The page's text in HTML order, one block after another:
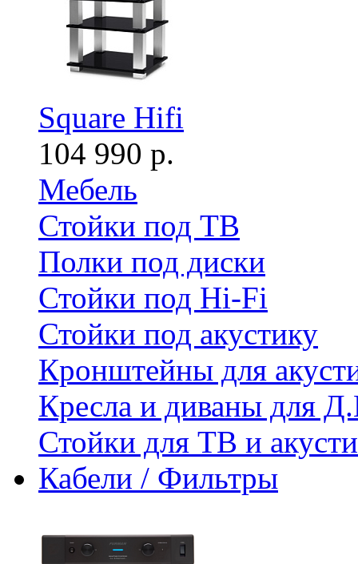
Square Hifi
104 990 р.
Мебель
Стойки под ТВ
Полки под диски
Стойки под Hi-Fi
Стойки под акустику
Кронштейны для
Кресла и диваны для
Стойки для ТВ и
Кабели / Фильтры